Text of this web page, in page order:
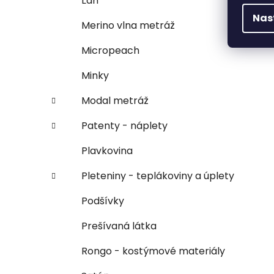
Merino vlna metráž
Micropeach
Minky
Modal metráž
Patenty - náplety
Plavkovina
Pleteniny - teplákoviny a úplety
Podšívky
Prešívaná látka
Rongo - kostýmové materiály